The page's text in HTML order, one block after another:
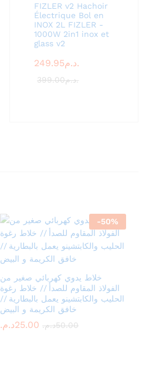
FIZLER v2 Hachoir
Électrique Bol en
INOX 2L FIZLER -
1000W 2in1 inox et
glass v2
249.95 د.م.
399.00 د.م.
-50%
خلاط يدوي كهربائي صغير من
الفولاذ المقاوم للصدأ // خلاط رغوة
الحليب والكابتشينو يعمل بالبطارية //
خافق الكريمة و البيض
25.00د.م. 50.00د.م. 25.00د.م. 50.00د.م.